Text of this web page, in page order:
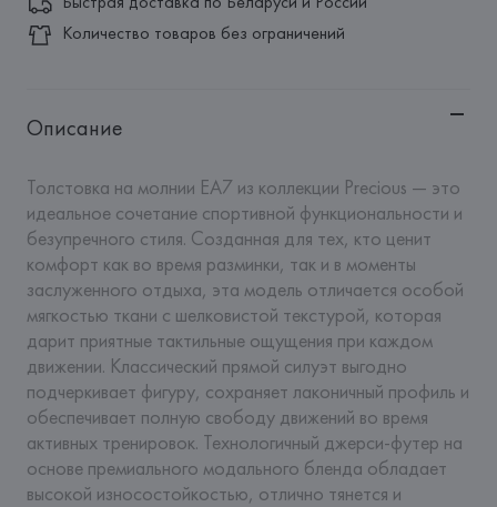
Количество товаров без ограничений
Описание
Толстовка на молнии EA7 из коллекции Precious — это
идеальное сочетание спортивной функциональности и
безупречного стиля. Созданная для тех, кто ценит
комфорт как во время разминки, так и в моменты
заслуженного отдыха, эта модель отличается особой
мягкостью ткани с шелковистой текстурой, которая
дарит приятные тактильные ощущения при каждом
движении. Классический прямой силуэт выгодно
подчеркивает фигуру, сохраняет лаконичный профиль и
обеспечивает полную свободу движений во время
активных тренировок. Технологичный джерси-футер на
основе премиального модального бленда обладает
высокой износостойкостью, отлично тянется и